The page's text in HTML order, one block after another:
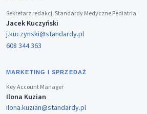
Sekretarz redakcji Standardy Medyczne Pediatria
Jacek Kuczyński
j.kuczynski@standardy.pl
608 344 363
MARKETING I SPRZEDAŻ
Key Account Manager
Ilona Kuzian
ilona.kuzian@standardy.pl